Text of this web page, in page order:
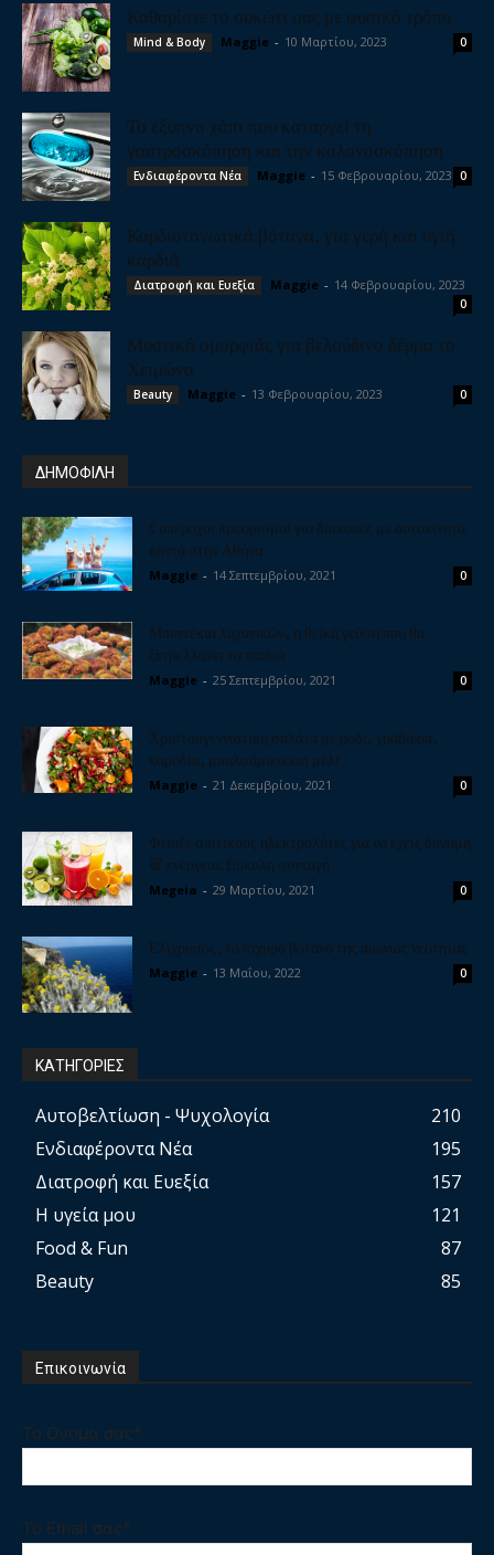
Καθαρίστε το συκώτι σας με φυσικό τρόπο
Mind & Body Maggie - 10 Μαρτίου, 2023 0
Το έξυπνο χάπι που καταργεί τη
γαστροσκόπηση και την κολονοσκόπηση
Ενδιαφέροντα Νέα Maggie - 15 Φεβρουαρίου, 2023 0
Καρδιοτονωτικά βότανα, για γερή και υγιή
καρδιά
Διατροφή και Ευεξία Maggie - 14 Φεβρουαρίου, 2023
0
Μυστικά ομορφιάς για βελούδινο δέρμα το
Χειμώνα
Beauty Maggie - 13 Φεβρουαρίου, 2023 0
ΔΗΜΟΦΙΛΗ
5 υπέροχοι προορισμοί για διακοπές με αυτοκίνητο
κοντά στην Αθήνα
Maggie - 14 Σεπτεμβρίου, 2021 0
Μπιφτέκια λαχανικών, η θεϊκή γεύση που θα
ξετρελλάνει τα παιδιά
Maggie - 25 Σεπτεμβρίου, 2021 0
Χριστουγεννιάτικη σαλάτα με ρόδι, γραβιέρα,
καρύδια, μπαλσάμικο και μέλι
Maggie - 21 Δεκεμβρίου, 2021 0
Φτιάξε σπιτικούς ηλεκτρολύτες για να έχεις δύναμη
& ενέργεια. Εύκολη συνταγή
Megeia - 29 Μαρτίου, 2021 0
Ελίχρυσος, το ισχυρό βότανο της αιώνιας νεότητας
Maggie - 13 Μαΐου, 2022 0
ΚΑΤΗΓΟΡΙΕΣ
Αυτοβελτίωση - Ψυχολογία
210
Ενδιαφέροντα Νέα
195
Διατροφή και Ευεξία
157
Η υγεία μου
121
Food & Fun
87
Beauty
85
Επικοινωνία
Το Ονομα σας*
Το Email σας*